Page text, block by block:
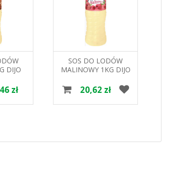
DIJO
zł
SOS DO LODÓW
MALINOWY 1KG DIJO
20,62 zł